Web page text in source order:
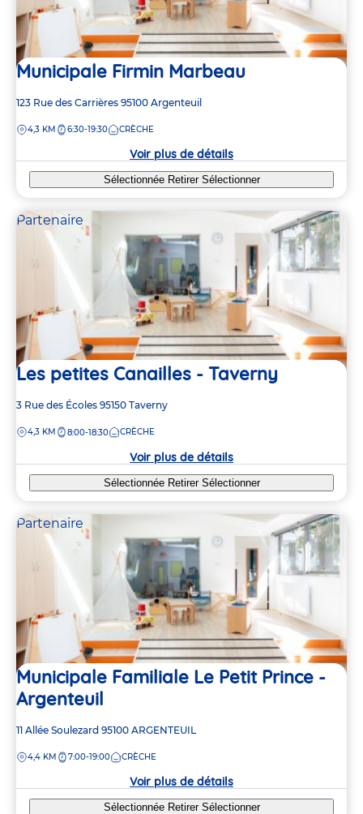
Municipale Firmin Marbeau
Adresse
la
123 Rue des Carrières 95100 Argenteuil
DISTANCE
4,3 KM 6:30-19:30 CRÈCHE
Voir plus de détails
Sélectionnée Retirer Sélectionner
Partenaire
Les petites Canailles - Taverny
Adresse
la
3 Rue des Écoles 95150 Taverny
DISTANCE
4,3 KM 8:00-18:30 CRÈCHE
Voir plus de détails
Sélectionnée Retirer Sélectionner
Partenaire
Municipale Familiale Le Petit Prince -
Argenteuil
Adresse
la
11 Allée Soulezard 95100 ARGENTEUIL
DISTANCE
4,4 KM 7:00-19:00 CRÈCHE
Voir plus de détails
Sélectionnée Retirer Sélectionner